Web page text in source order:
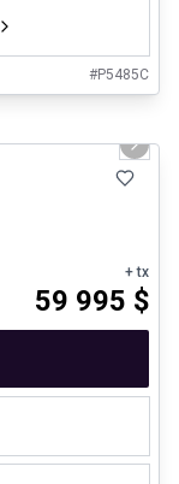
#P5485C
Next
+ tx
59 995 $